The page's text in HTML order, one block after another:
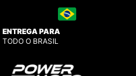
ENTREGA PARA
TODO O BRASIL